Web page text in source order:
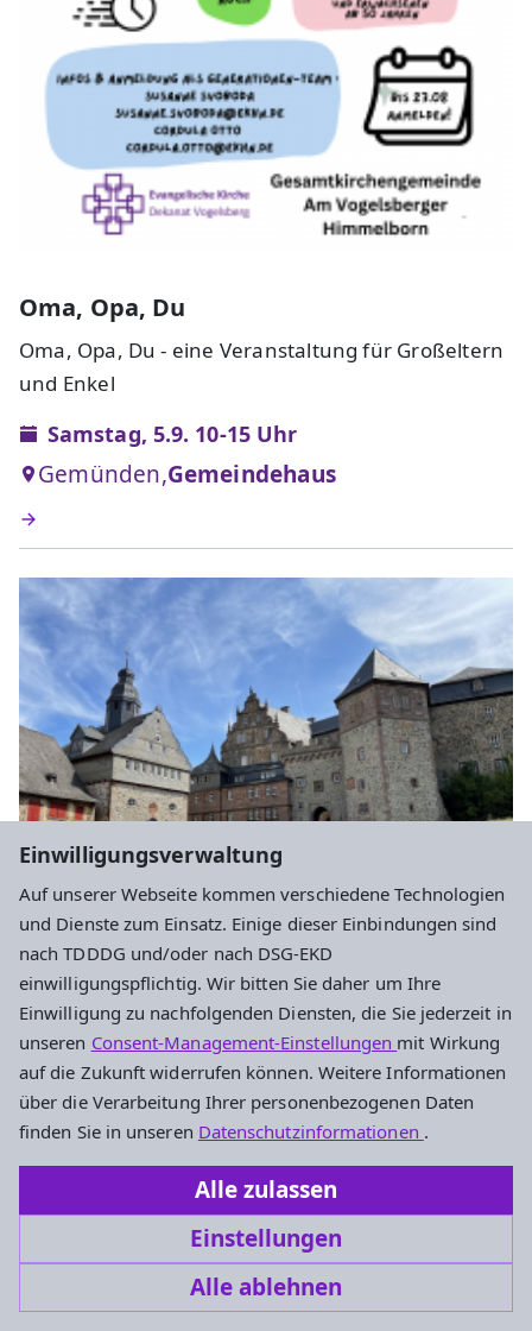
Einwilligungsverwaltung
Auf unserer Webseite kommen verschiedene Technologien
und Dienste zum Einsatz. Einige dieser Einbindungen sind
nach TDDDG und/oder nach DSG-EKD
einwilligungspflichtig. Wir bitten Sie daher um Ihre
Einwilligung zu nachfolgenden Diensten, die Sie jederzeit in
unseren Consent-Management-Einstellungen mit Wirkung
auf die Zukunft widerrufen können. Weitere Informationen
über die Verarbeitung Ihrer personenbezogenen Daten
finden Sie in unseren Datenschutzinformationen .
Alle zulassen
Einstellungen
Alle ablehnen
Oma, Opa, Du
Oma, Opa, Du - eine Veranstaltung für Großeltern
und Enkel
Samstag, 5.9. 10-15 Uhr
Gemünden,Gemeindehaus
Gottesdienste
Sommerandachten mit Musik in der
Schlosskappelle Eisenbach - Kopie
Sonntag, 6.9. 17 Uhr